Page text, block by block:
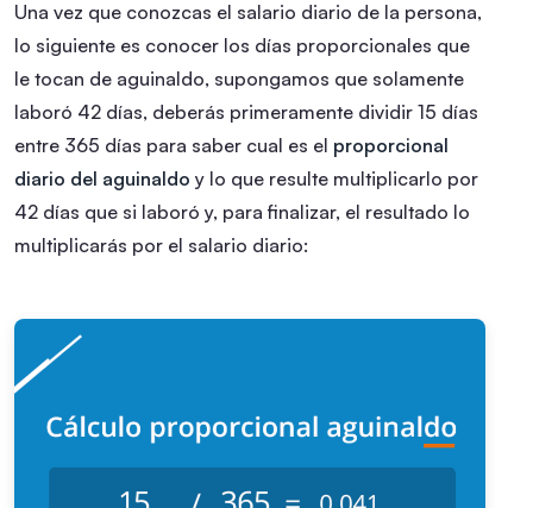
Una vez que conozcas el salario diario de la persona,
lo siguiente es conocer los días proporcionales que
le tocan de aguinaldo, supongamos que solamente
laboró 42 días, deberás primeramente dividir 15 días
entre 365 días para saber cual es el proporcional
diario del aguinaldo y lo que resulte multiplicarlo por
42 días que si laboró y, para finalizar, el resultado lo
multiplicarás por el salario diario: